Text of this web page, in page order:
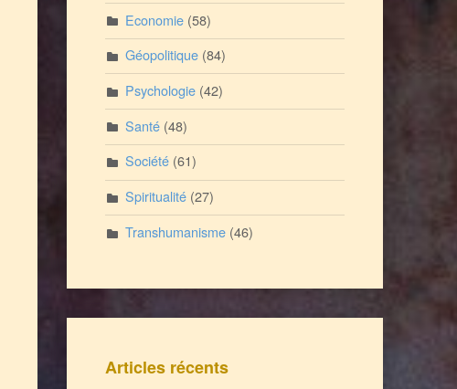
Economie(58)
Géopolitique(84)
Psychologie(42)
Santé(48)
Société(61)
Spiritualité(27)
Transhumanisme(46)
Articles récents